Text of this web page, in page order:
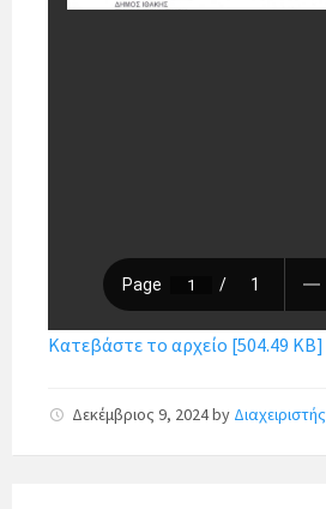
Κατεβάστε το αρχείο [504.49 KB]
Δεκέμβριος 9, 2024by Διαχειριστής